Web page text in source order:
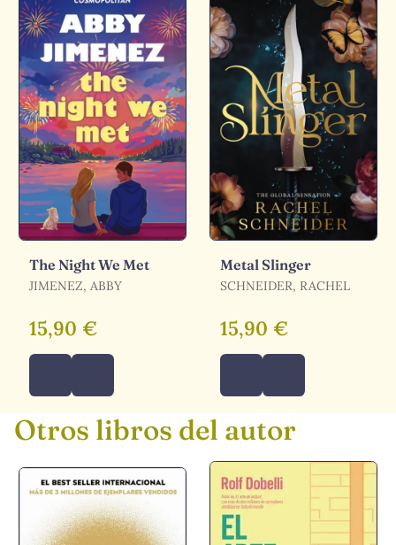
The Night We Met
JIMENEZ, ABBY
15,90 €
Metal Slinger
SCHNEIDER, RACHEL
15,90 €
Otros libros del autor